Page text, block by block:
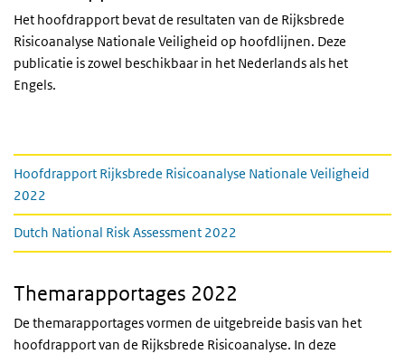
Het hoofdrapport bevat de resultaten van de Rijksbrede
Risicoanalyse Nationale Veiligheid op hoofdlijnen. Deze
publicatie is zowel beschikbaar in het Nederlands als het
Engels.
Download
Hoofdrapport Rijksbrede Risicoanalyse Nationale Veiligheid
2022
Dutch National Risk Assessment 2022
Themarapportages 2022
De themarapportages vormen de uitgebreide basis van het
hoofdrapport van de Rijksbrede Risicoanalyse. In deze